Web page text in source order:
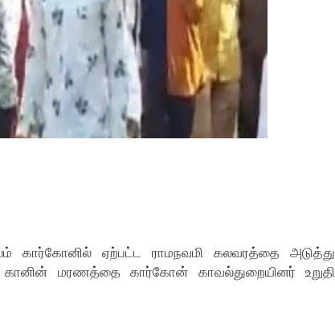
கார்கோனில் ஏற்பட்ட ராமநவமி கலவரத்தை அடுத்து
கானின் மரணத்தை கார்கோன் காவல்துறையினர் உறுதி